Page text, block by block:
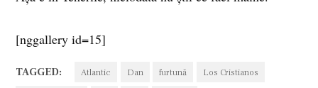
[nggallery id=15]
TAGGED: Atlantic Dan furtună Los Cristianos